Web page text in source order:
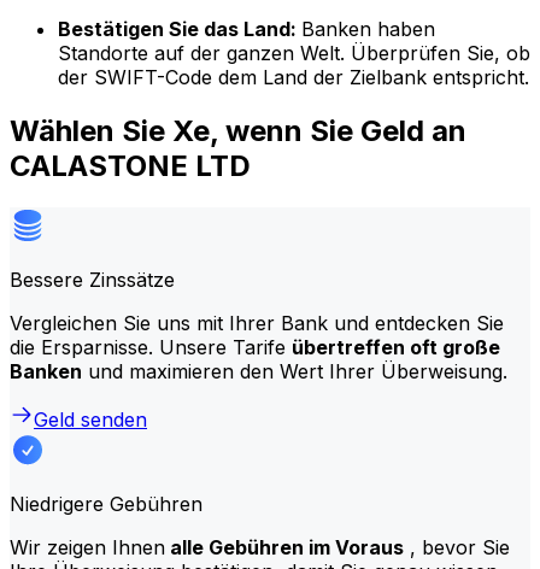
Bestätigen Sie das Land: Banken haben
Standorte auf der ganzen Welt. Überprüfen Sie, ob
der SWIFT-Code dem Land der Zielbank entspricht.
Wählen Sie Xe, wenn Sie Geld an
CALASTONE LTD
Bessere Zinssätze
Vergleichen Sie uns mit Ihrer Bank und entdecken Sie
die Ersparnisse. Unsere Tarife übertreffen oft große
Banken und maximieren den Wert Ihrer Überweisung.
Geld senden
Niedrigere Gebühren
Wir zeigen Ihnen alle Gebühren im Voraus , bevor Sie